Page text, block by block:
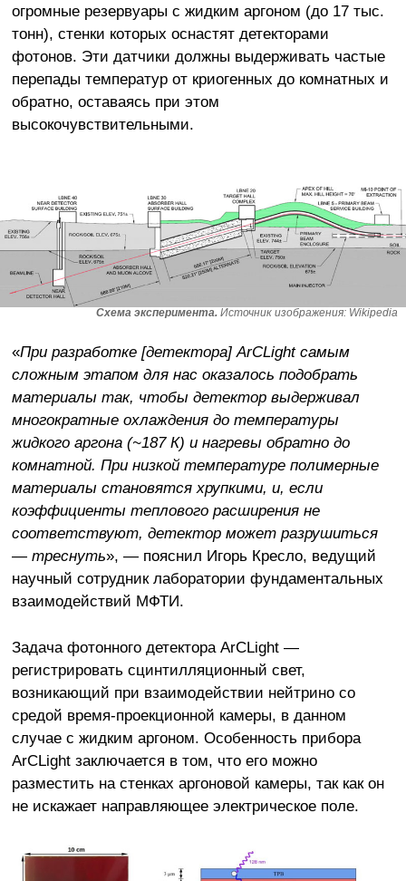
огромные резервуары с жидким аргоном (до 17 тыс.
тонн), стенки которых оснастят детекторами
фотонов. Эти датчики должны выдерживать частые
перепады температур от криогенных до комнатных и
обратно, оставаясь при этом
высокочувствительными.
Схема эксперимента. Источник изображения: Wikipedia
«При разработке [детектора] ArCLight самым
сложным этапом для нас оказалось подобрать
материалы так, чтобы детектор выдерживал
многократные охлаждения до температуры
жидкого аргона (~187 К) и нагревы обратно до
комнатной. При низкой температуре полимерные
материалы становятся хрупкими, и, если
коэффициенты теплового расширения не
соответствуют, детектор может разрушиться
— треснуть», — пояснил Игорь Кресло, ведущий
научный сотрудник лаборатории фундаментальных
взаимодействий МФТИ.
Задача фотонного детектора ArCLight —
регистрировать сцинтилляционный свет,
возникающий при взаимодействии нейтрино со
средой время-проекционной камеры, в данном
случае с жидким аргоном. Особенность прибора
ArCLight заключается в том, что его можно
разместить на стенках аргоновой камеры, так как он
не искажает направляющее электрическое поле.